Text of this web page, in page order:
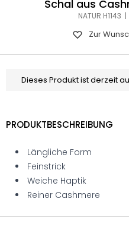
Schal aus
NATUR H1143
Zur
Dieses Produkt ist derzeit
PRODUKTBESCHREIBUNG
Längliche Form
Feinstrick
Weiche Haptik
Reiner Cashmere